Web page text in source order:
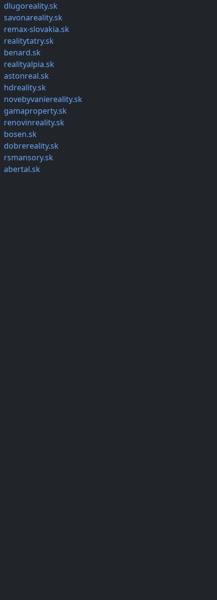
dlugoreality.sk
savonareality.sk
remax-slovakia.sk
realitytatry.sk
benard.sk
realityalpia.sk
astonreal.sk
hdreality.sk
novebyvaniereality.sk
gamaproperty.sk
renovinreality.sk
bosen.sk
dobrereality.sk
rsmansory.sk
abertal.sk